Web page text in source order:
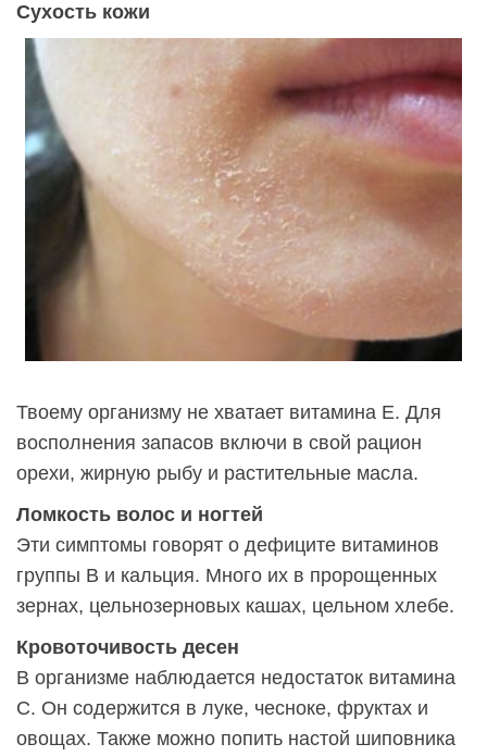
Сухость кожи
Твоему организму не хватает витамина Е. Для
восполнения запасов включи в свой рацион
орехи, жирную рыбу и растительные масла.
Ломкость волос и ногтей
Эти симптомы говорят о дефиците витаминов
группы В и кальция. Много их в пророщенных
зернах, цельнозерновых кашах, цельном хлебе.
Кровоточивость десен
В организме наблюдается недостаток витамина
С. Он содержится в луке, чесноке, фруктах и
овощах. Также можно попить настой шиповника